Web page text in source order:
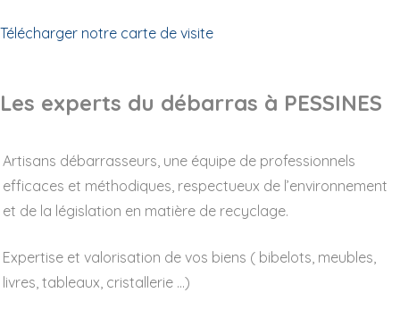
Télécharger notre carte de visite
Les experts du débarras à PESSINES
Artisans débarrasseurs, une équipe de professionnels
efficaces et méthodiques, respectueux de l’environnement
et de la législation en matière de recyclage.
Expertise et valorisation de vos biens ( bibelots, meubles,
livres, tableaux, cristallerie …)